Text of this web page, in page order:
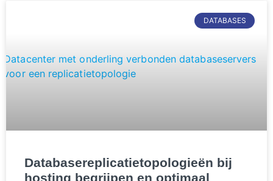
DATABASES
Databasereplicatietopologieën bij
hosting begrijpen en optimaal